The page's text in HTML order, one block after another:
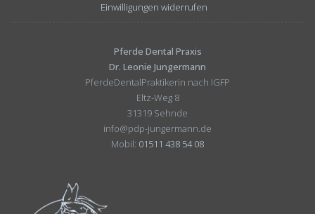
Einwilligungen widerrufen
Pferde Dental Praxis
Dr. Leonie Jungermann
PferdeDentalPraktikerin nach IGFP
Eltz-Weg 8
31319 Sehnde
info@pdp-jungermann.de
Mobil: 01511 438 54 08